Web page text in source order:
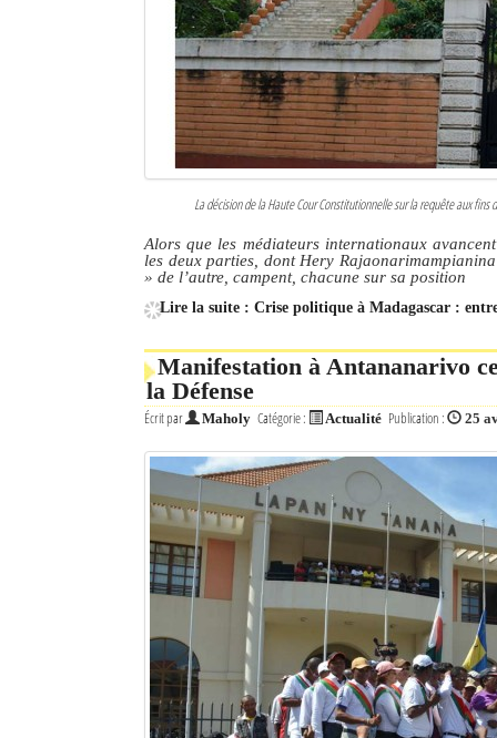
La décision de la Haute Cour Constitutionnelle sur la requête aux
Alors que les médiateurs internationaux
les deux parties, dont Hery
» de l’autre, campent, chacune sur sa position
Lire la suite : Crise politique à Madagascar :
Manifestation à Antananarivo
la Défense
Écrit par Maholy Catégorie : Actualité Publication : 25